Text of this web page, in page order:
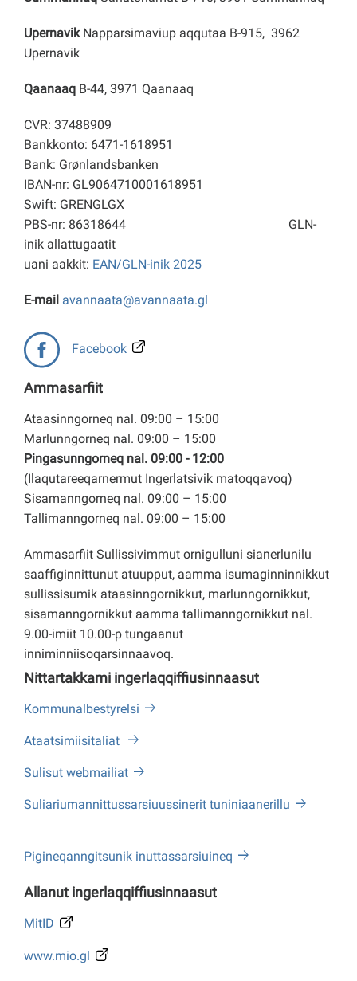
Upernavik Napparsimaviup aqqutaa B-915, 3962
Upernavik
Qaanaaq B-44, 3971 Qaanaaq
CVR: 37488909
Bankkonto: 6471-1618951
Bank: Grønlandsbanken
IBAN-nr: GL9064710001618951
Swift: GRENGLGX
PBS-nr: 86318644 GLN-
inik allattugaatit
uani aakkit: EAN/GLN-inik 2025
E-mail avannaata@avannaata.gl
Facebook
Ammasarfiit
Ataasinngorneq nal. 09:00 – 15:00
Marlunngorneq nal. 09:00 – 15:00
Pingasunngorneq nal. 09:00 - 12:00
(Ilaqutareeqarnermut Ingerlatsivik matoqqavoq)
Sisamanngorneq nal. 09:00 – 15:00
Tallimanngorneq nal. 09:00 – 15:00
Ammasarfiit Sullissivimmut ornigulluni sianerlunilu
saaffiginnittunut atuupput, aamma isumaginninnikkut
sullissisumik ataasinngornikkut, marlunngornikkut,
sisamanngornikkut aamma tallimanngornikkut nal.
9.00-imiit 10.00-p tungaanut
inniminniisoqarsinnaavoq.
Nittartakkami ingerlaqqiffiusinnaasut
Kommunalbestyrelsi
Ataatsimiisitaliat
Sulisut webmailiat
Suliariumannittussarsiuussinerit tuniniaanerillu
Pigineqanngitsunik inuttassarsiuineq
Allanut ingerlaqqiffiusinnaasut
MitID
www.mio.gl